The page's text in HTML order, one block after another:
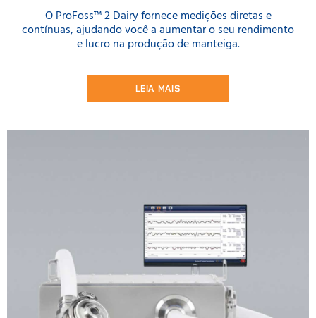
O ProFoss™ 2 Dairy fornece medições diretas e
contínuas, ajudando você a aumentar o seu rendimento
e lucro na produção de manteiga.
LEIA MAIS